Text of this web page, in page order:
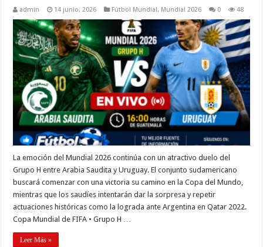
admin 14 junio, 2026 Fútbol Mundial, Mundial 2026 0 48
La emoción del Mundial 2026 continúa con un atractivo duelo del
Grupo H entre Arabia Saudita y Uruguay. El conjunto sudamericano
buscará comenzar con una victoria su camino en la Copa del Mundo,
mientras que los saudíes intentarán dar la sorpresa y repetir
actuaciones históricas como la lograda ante Argentina en Qatar 2022.
Copa Mundial de FIFA • Grupo H …
Leer Más »